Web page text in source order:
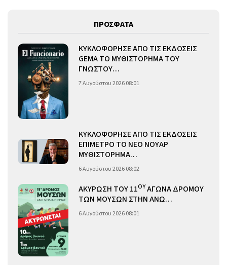
ΠΡΟΣΦΑΤΑ
ΚΥΚΛΟΦΟΡΗΣΕ ΑΠΟ ΤΙΣ ΕΚΔΟΣΕΙΣ
GEMA ΤΟ ΜΥΘΙΣΤΟΡΗΜΑ ΤΟΥ
ΓΝΩΣΤΟΥ…
7 Αυγούστου 2026 08:01
ΚΥΚΛΟΦΟΡΗΣΕ ΑΠΟ ΤΙΣ ΕΚΔΟΣΕΙΣ
ΕΠΙΜΕΤΡΟ ΤΟ ΝΕΟ ΝΟΥΑΡ
ΜΥΘΙΣΤΟΡΗΜΑ…
6 Αυγούστου 2026 08:02
ΑΚΥΡΩΣΗ ΤΟΥ 11ΟΥΑΓΩΝΑ ΔΡΟΜΟΥ
ΤΩΝ ΜΟΥΣΩΝ ΣΤΗΝ ΑΝΩ…
6 Αυγούστου 2026 08:01